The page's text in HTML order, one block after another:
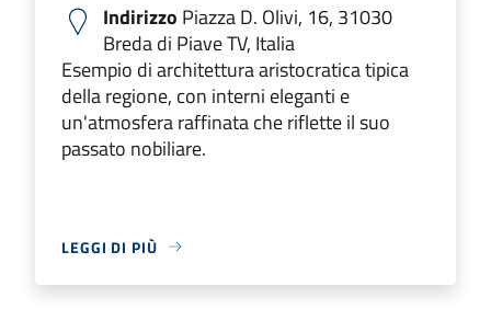
Indirizzo Piazza D. Olivi, 16, 31030
Breda di Piave TV, Italia
Esempio di architettura aristocratica tipica
della regione, con interni eleganti e
un'atmosfera raffinata che riflette il suo
passato nobiliare.
LEGGI DI PIÙ